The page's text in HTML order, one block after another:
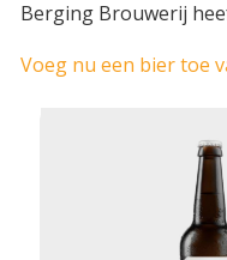
Berging Brouwerij
Voeg nu een bier toe